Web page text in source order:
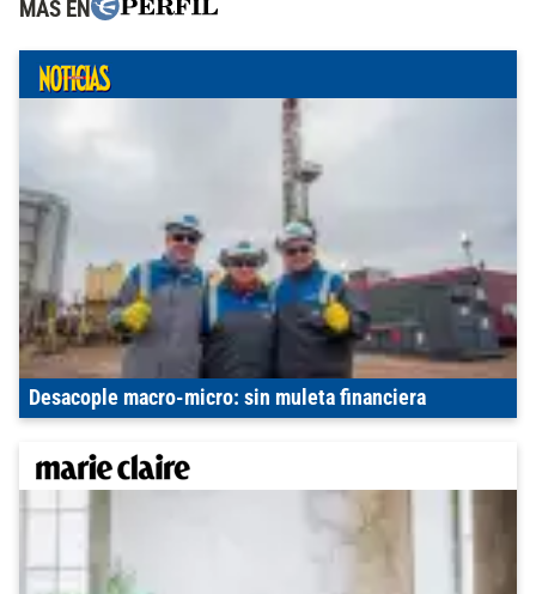
MÁS EN
Desacople macro-micro: sin muleta financiera